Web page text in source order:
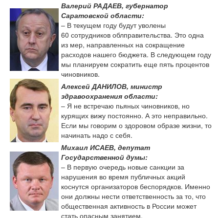
Валерий РАДАЕВ, губернатор
Саратовской области:
– В текущем году будут уволены
60 сотрудников облправительства. Это одна
из мер, направленных на сокращение
расходов нашего бюджета. В следующем году
мы планируем сократить еще пять процентов
чиновников.
Алексей ДАНИЛОВ, министр
здравоохранения области:
– Я не встречаю пьяных чиновников, но
курящих вижу постоянно. А это неправильно.
Если мы говорим о здоровом образе жизни, то
начинать надо с себя.
Михаил ИСАЕВ, депутат
Государственной думы:
– В первую очередь новые санкции за
нарушения во время публичных акций
коснутся организаторов беспорядков. Именно
они должны нести ответственность за то, что
общественная активность в России может
стать опасным занятием.